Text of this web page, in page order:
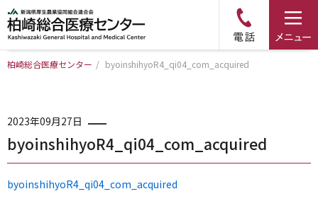
病院について
診療科・部門のご案内
柏崎総合医療センター / byoinshihyoR4_qi04_com_acquired
2023年09月27日
byoinshihyoR4_qi04_com_acquired
byoinshihyoR4_qi04_com_acquired